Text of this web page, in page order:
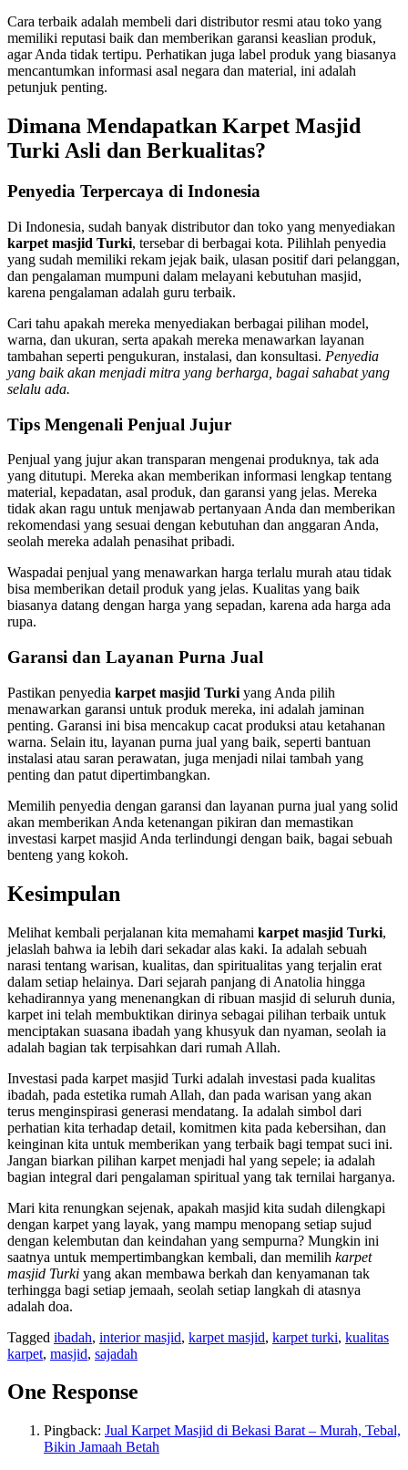
Cara terbaik adalah membeli dari distributor resmi atau toko yang
memiliki reputasi baik dan memberikan garansi keaslian produk,
agar Anda tidak tertipu. Perhatikan juga label produk yang biasanya
mencantumkan informasi asal negara dan material, ini adalah
petunjuk penting.
Dimana Mendapatkan Karpet Masjid
Turki Asli dan Berkualitas?
Penyedia Terpercaya di Indonesia
Di Indonesia, sudah banyak distributor dan toko yang menyediakan
karpet masjid Turki, tersebar di berbagai kota. Pilihlah penyedia
yang sudah memiliki rekam jejak baik, ulasan positif dari pelanggan,
dan pengalaman mumpuni dalam melayani kebutuhan masjid,
karena pengalaman adalah guru terbaik.
Cari tahu apakah mereka menyediakan berbagai pilihan model,
warna, dan ukuran, serta apakah mereka menawarkan layanan
tambahan seperti pengukuran, instalasi, dan konsultasi. Penyedia
yang baik akan menjadi mitra yang berharga, bagai sahabat yang
selalu ada.
Tips Mengenali Penjual Jujur
Penjual yang jujur akan transparan mengenai produknya, tak ada
yang ditutupi. Mereka akan memberikan informasi lengkap tentang
material, kepadatan, asal produk, dan garansi yang jelas. Mereka
tidak akan ragu untuk menjawab pertanyaan Anda dan memberikan
rekomendasi yang sesuai dengan kebutuhan dan anggaran Anda,
seolah mereka adalah penasihat pribadi.
Waspadai penjual yang menawarkan harga terlalu murah atau tidak
bisa memberikan detail produk yang jelas. Kualitas yang baik
biasanya datang dengan harga yang sepadan, karena ada harga ada
rupa.
Garansi dan Layanan Purna Jual
Pastikan penyedia karpet masjid Turki yang Anda pilih
menawarkan garansi untuk produk mereka, ini adalah jaminan
penting. Garansi ini bisa mencakup cacat produksi atau ketahanan
warna. Selain itu, layanan purna jual yang baik, seperti bantuan
instalasi atau saran perawatan, juga menjadi nilai tambah yang
penting dan patut dipertimbangkan.
Memilih penyedia dengan garansi dan layanan purna jual yang solid
akan memberikan Anda ketenangan pikiran dan memastikan
investasi karpet masjid Anda terlindungi dengan baik, bagai sebuah
benteng yang kokoh.
Kesimpulan
Melihat kembali perjalanan kita memahami karpet masjid Turki,
jelaslah bahwa ia lebih dari sekadar alas kaki. Ia adalah sebuah
narasi tentang warisan, kualitas, dan spiritualitas yang terjalin erat
dalam setiap helainya. Dari sejarah panjang di Anatolia hingga
kehadirannya yang menenangkan di ribuan masjid di seluruh dunia,
karpet ini telah membuktikan dirinya sebagai pilihan terbaik untuk
menciptakan suasana ibadah yang khusyuk dan nyaman, seolah ia
adalah bagian tak terpisahkan dari rumah Allah.
Investasi pada karpet masjid Turki adalah investasi pada kualitas
ibadah, pada estetika rumah Allah, dan pada warisan yang akan
terus menginspirasi generasi mendatang. Ia adalah simbol dari
perhatian kita terhadap detail, komitmen kita pada kebersihan, dan
keinginan kita untuk memberikan yang terbaik bagi tempat suci ini.
Jangan biarkan pilihan karpet menjadi hal yang sepele; ia adalah
bagian integral dari pengalaman spiritual yang tak ternilai harganya.
Mari kita renungkan sejenak, apakah masjid kita sudah dilengkapi
dengan karpet yang layak, yang mampu menopang setiap sujud
dengan kelembutan dan keindahan yang sempurna? Mungkin ini
saatnya untuk mempertimbangkan kembali, dan memilih karpet
masjid Turki yang akan membawa berkah dan kenyamanan tak
terhingga bagi setiap jemaah, seolah setiap langkah di atasnya
adalah doa.
Tagged ibadah, interior masjid, karpet masjid, karpet turki, kualitas
karpet, masjid, sajadah
One Response
Pingback: Jual Karpet Masjid di Bekasi Barat – Murah, Tebal,
Bikin Jamaah Betah